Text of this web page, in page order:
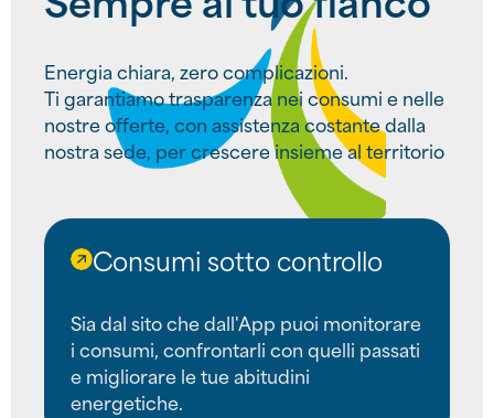
Energia chiara, zero complicazioni.
Ti garantiamo trasparenza nei consumi e nelle
nostre offerte, con assistenza costante dalla
nostra sede, per crescere insieme al territorio
Consumi sotto controllo
Sia dal sito che dall'App puoi monitorare
i consumi, confrontarli con quelli passati
e migliorare le tue abitudini
energetiche.